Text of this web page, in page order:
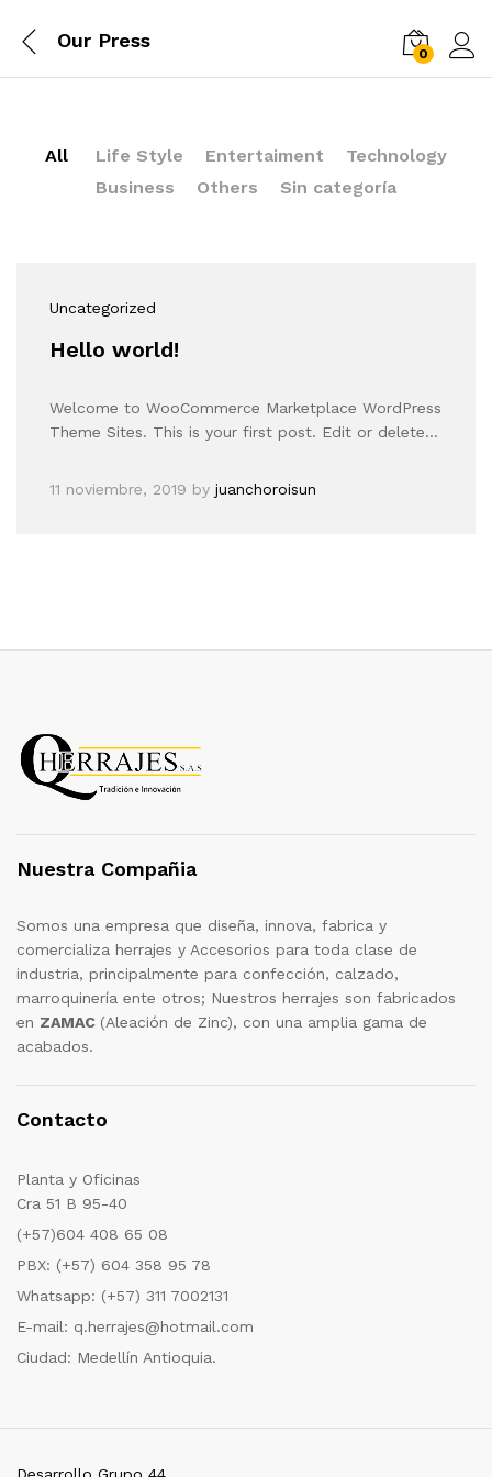
Our Press
0
All Life Style Entertaiment
Technology
Business
Others Sin categoría
Uncategorized
Hello world!
Welcome to WooCommerce Marketplace WordPress
Theme Sites. This is your first post. Edit or delete…
11 noviembre, 2019 by juanchoroisun
Nuestra Compañia
Somos una empresa que diseña, innova, fabrica y
comercializa herrajes y Accesorios para toda clase de
industria, principalmente para confección, calzado,
marroquinería ente otros; Nuestros herrajes son fabricados
en ZAMAC (Aleación de Zinc), con una amplia gama de
acabados.
Contacto
Planta y Oficinas
Cra 51 B 95-40
(+57)604 408 65 08
PBX: (+57) 604 358 95 78
Whatsapp: (+57) 311 7002131
E-mail: q.herrajes@hotmail.com
Ciudad: Medellín Antioquia.
Desarrollo Grupo 44